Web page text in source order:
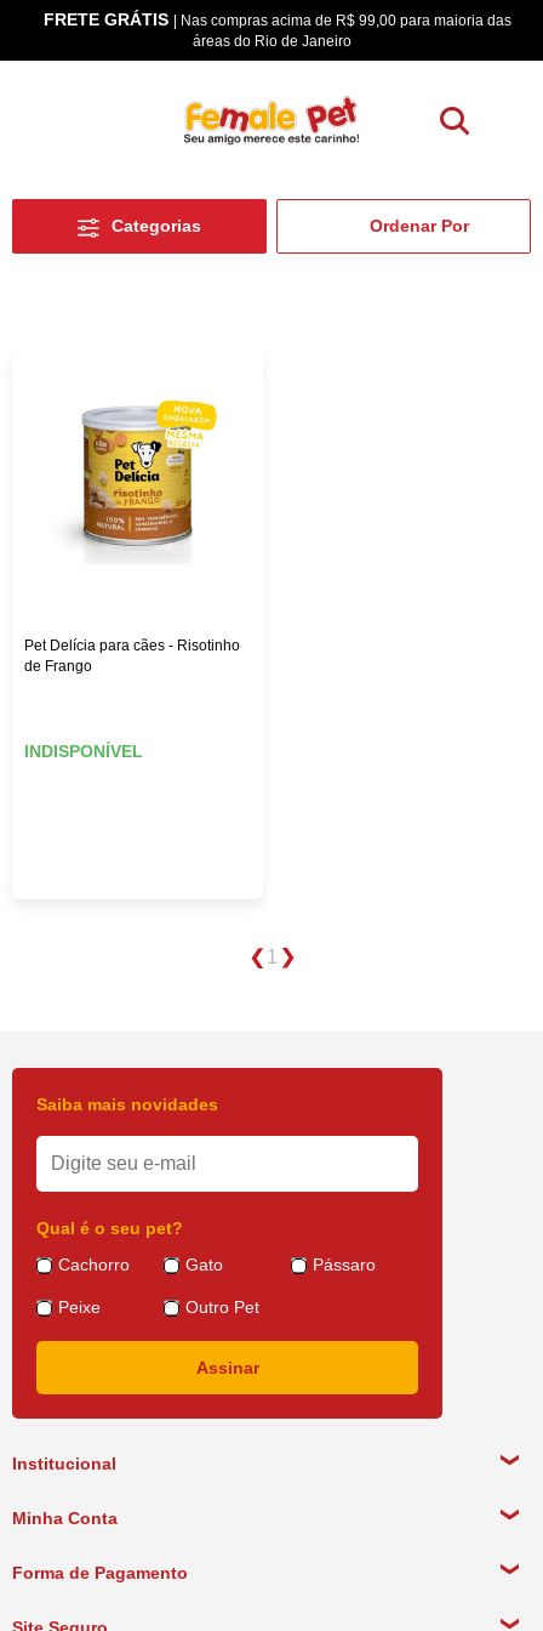
FRETE GRÁTIS | Nas compras acima de R$ 99,00 para maioria das
áreas do Rio de Janeiro
Categorias
Pet Delícia para cães - Risotinho
de Frango
INDISPONÍVEL
1
Institucional
Política de Pagamento
Política de Entrega
Minha Conta
Forma de Pagamento
Saiba mais novidades
Qual é o seu pet?
Cachorro
Gato Pássaro
Peixe Outro Pet